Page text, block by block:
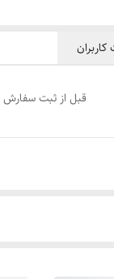
کاربران
قبل از ثبت